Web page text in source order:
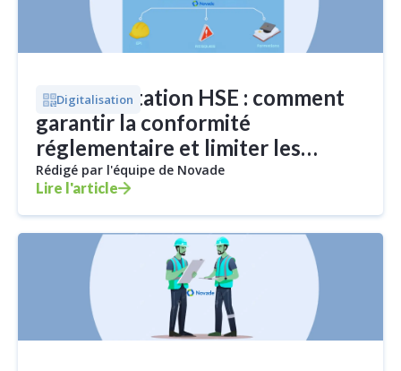
Digitalisation
Réglementation HSE : comment
garantir la conformité
réglementaire et limiter les
risques ?
Rédigé par l'équipe de Novade
Lire l'article